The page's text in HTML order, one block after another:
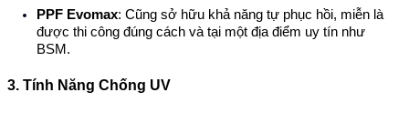
PPF Evomax: Cũng sở hữu khả năng tự phục hồi, miễn là
được thi công đúng cách và tại một địa điểm uy tín như
BSM.
3. Tính Năng Chống UV